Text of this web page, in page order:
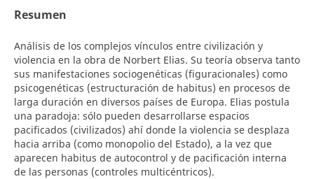
Resumen
Análisis de los complejos vínculos entre civilización y
violencia en la obra de Norbert Elias. Su teoría observa tanto
sus manifestaciones sociogenéticas (figuracionales) como
psicogenéticas (estructuración de habitus) en procesos de
larga duración en diversos países de Europa. Elias postula
una paradoja: sólo pueden desarrollarse espacios
pacificados (civilizados) ahí donde la violencia se desplaza
hacia arriba (como monopolio del Estado), a la vez que
aparecen habitus de autocontrol y de pacificación interna
de las personas (controles multicéntricos).